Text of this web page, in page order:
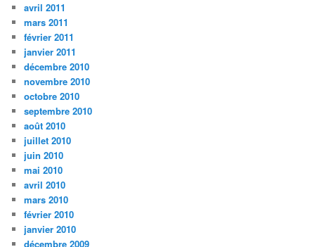
avril 2011
mars 2011
février 2011
janvier 2011
décembre 2010
novembre 2010
octobre 2010
septembre 2010
août 2010
juillet 2010
juin 2010
mai 2010
avril 2010
mars 2010
février 2010
janvier 2010
décembre 2009